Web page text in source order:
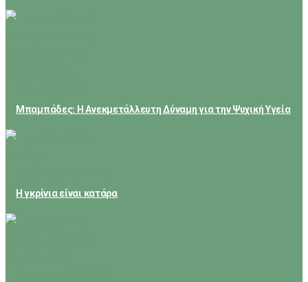
Μπαμπάδες: Η Ανεκμετάλλευτη Δύναμη για την Ψυχική Υγεία
Η γκρίνια είναι κατάρα